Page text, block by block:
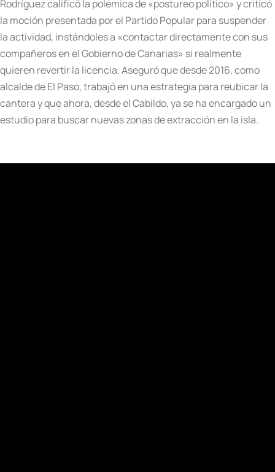
Rodríguez calificó la polémica de «postureo político» y criticó
la moción presentada por el Partido Popular para suspender
la actividad, instándoles a «contactar directamente con sus
compañeros en el Gobierno de Canarias» si realmente
quieren revertir la licencia. Aseguró que desde 2016, como
alcalde de El Paso, trabajó en una estrategia para reubicar la
cantera y que ahora, desde el Cabildo, ya se ha encargado un
estudio para buscar nuevas zonas de extracción en la isla.